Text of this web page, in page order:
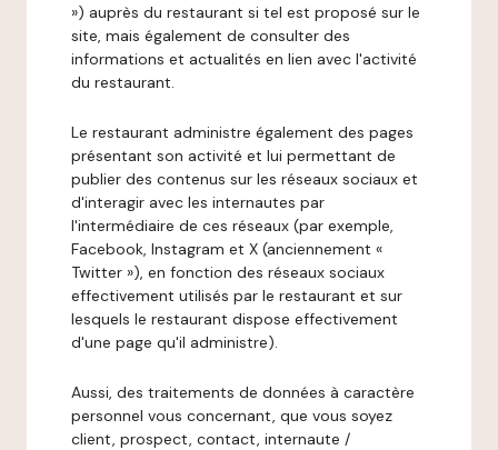
») auprès du restaurant si tel est proposé sur le
site, mais également de consulter des
informations et actualités en lien avec l'activité
du restaurant.
Le restaurant administre également des pages
présentant son activité et lui permettant de
publier des contenus sur les réseaux sociaux et
d'interagir avec les internautes par
l'intermédiaire de ces réseaux (par exemple,
Facebook, Instagram et X (anciennement «
Twitter »), en fonction des réseaux sociaux
effectivement utilisés par le restaurant et sur
lesquels le restaurant dispose effectivement
d'une page qu'il administre).
Aussi, des traitements de données à caractère
personnel vous concernant, que vous soyez
client, prospect, contact, internaute /